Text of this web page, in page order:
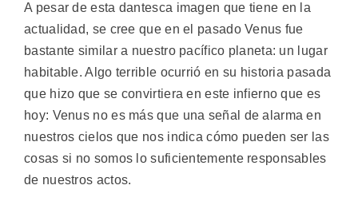
A pesar de esta dantesca imagen que tiene en la
actualidad, se cree que en el pasado Venus fue
bastante similar a nuestro pacífico planeta: un lugar
habitable. Algo terrible ocurrió en su historia pasada
que hizo que se convirtiera en este infierno que es
hoy: Venus no es más que una señal de alarma en
nuestros cielos que nos indica cómo pueden ser las
cosas si no somos lo suficientemente responsables
de nuestros actos.